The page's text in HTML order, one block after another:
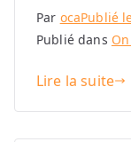
Par ocaPublié
Publié dans
Lire la suite